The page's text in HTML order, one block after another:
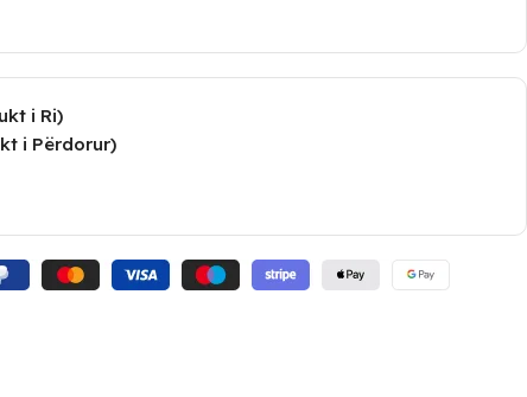
i Ri)
i Përdorur)